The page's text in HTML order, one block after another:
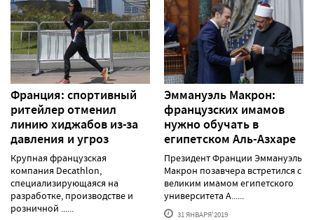
Франция: спортивный
ритейлер отменил
линию хиджабов из-за
давления и угроз
Крупная французская
компания Decathlon,
специализирующаяся на
разработке, производстве и
розничной ......
Эммануэль Макрон:
французских имамов
нужно обучать в
египетском Аль-Азхаре
Президент Франции Эммануэль
Макрон позавчера встретился с
великим имамом египетского
университета А......
31 ЯНВАРЯ'2019